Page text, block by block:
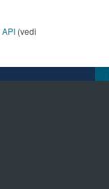
API (vedi